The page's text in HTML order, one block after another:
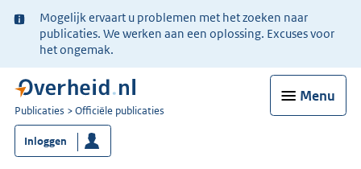
Ter
informatie:
Mogelijk ervaart u problemen met het zoeken naar
publicaties. We werken aan een oplossing. Excuses voor
het ongemak.
Menu
U
bent
nu
hier:
Publicaties Officiële publicaties
Inloggen